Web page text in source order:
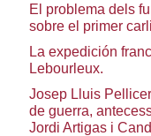
El problema dels
sobre el primer
La expedición
Lebourleux.
Josep Lluis
de guerra,
Jordi Artigas i